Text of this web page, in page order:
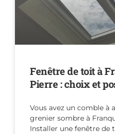
Fenêtre de toit à
Pierre : choix et
Vous avez un comble à
grenier sombre à
Installer une fenêtre de